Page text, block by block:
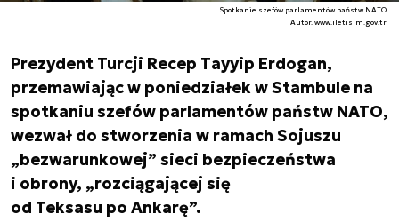
Spotkanie szefów parlamentów państw NATO
Autor. www.iletisim.gov.tr
Prezydent Turcji Recep Tayyip Erdogan,
przemawiając w poniedziałek w Stambule na
spotkaniu szefów parlamentów państw NATO,
wezwał do stworzenia w ramach Sojuszu
„bezwarunkowej” sieci bezpieczeństwa
i obrony, „rozciągającej się
od Teksasu po Ankarę”.